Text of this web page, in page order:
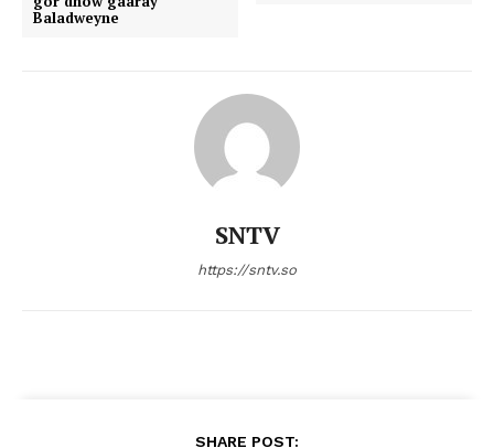
Baladweyne
SNTV
https://sntv.so
SHARE POST: